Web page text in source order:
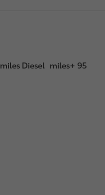
miles Diesel miles+ 95